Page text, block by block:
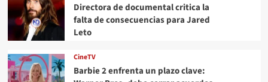
Directora de documental critica la
falta de consecuencias para Jared
Leto
CineTV
Barbie 2 enfrenta un plazo clave: